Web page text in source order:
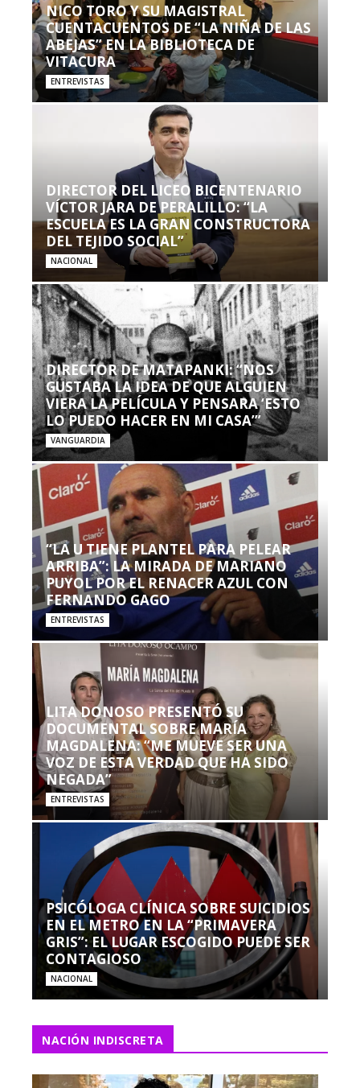
NICO TORO Y SU MAGISTRAL
CUENTACUENTOS DE “LA NIÑA DE LAS
ABEJAS” EN LA BIBLIOTECA DE
VITACURA
ENTREVISTAS
DIRECTOR DEL LICEO BICENTENARIO
VÍCTOR JARA DE PERALILLO: “LA
ESCUELA ES LA GRAN CONSTRUCTORA
DEL TEJIDO SOCIAL”
NACIONAL
DIRECTOR DE MATAPANKI: “NOS
GUSTABA LA IDEA DE QUE ALGUIEN
VIERA LA PELÍCULA Y PENSARA ‘ESTO
LO PUEDO HACER EN MI CASA’”
VANGUARDIA
“LA U TIENE PLANTEL PARA PELEAR
ARRIBA”: LA MIRADA DE MARIANO
PUYOL POR EL RENACER AZUL CON
FERNANDO GAGO
ENTREVISTAS
LITA DONOSO PRESENTÓ SU
DOCUMENTAL SOBRE MARÍA
MAGDALENA: “ME MUEVE SER UNA
VOZ DE ESTA VERDAD QUE HA SIDO
NEGADA”
ENTREVISTAS
PSICÓLOGA CLÍNICA SOBRE SUICIDIOS
EN EL METRO EN LA “PRIMAVERA
GRIS”: EL LUGAR ESCOGIDO PUEDE SER
CONTAGIOSO
NACIONAL
NACIÓN INDISCRETA